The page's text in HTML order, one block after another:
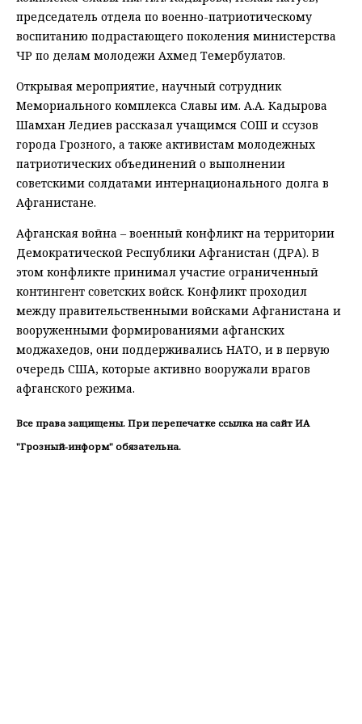
председатель отдела по военно-патриотическому
воспитанию подрастающего поколения министерства
ЧР по делам молодежи Ахмед Темербулатов.
Открывая мероприятие, научный сотрудник
Мемориального комплекса Славы им. А.А. Кадырова
Шамхан Ледиев рассказал учащимся СОШ и ссузов
города Грозного, а также активистам молодежных
патриотических объединений о выполнении
советскими солдатами интернационального долга в
Афганистане.
Афганская война – военный конфликт на территории
Демократической Республики Афганистан (ДРА). В
этом конфликте принимал участие ограниченный
контингент советских войск. Конфликт проходил
между правительственными войсками Афганистана и
вооруженными формированиями афганских
моджахедов, они поддерживались НАТО, и в первую
очередь США, которые активно вооружали врагов
афганского режима.
Все права защищены. При перепечатке ссылка на сайт ИА
"Грозный-информ" обязательна.